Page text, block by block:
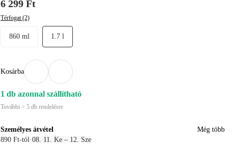
6 299 Ft
Térfogat (2)
860 ml 1.7 l
Kosárba
1 db azonnal szállítható
További > 5 db rendelésre
Személyes átvétel
890 Ft-tól ·08. 11. Ke – 12. Sze
Még több